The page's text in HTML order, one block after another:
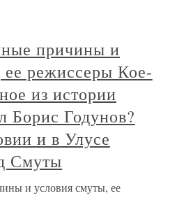
причины и
режиссеры Кое-
из истории
Годунов?
и в Улусе
Смуты
и условия смуты, ее